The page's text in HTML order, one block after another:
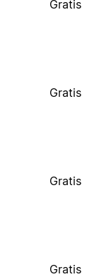
Gratis
Gratis
Gratis
Gratis